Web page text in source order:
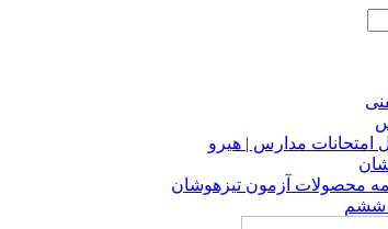
امتحانات مدارس | هیرو
محصولات آزمون تیزهوشان
ششم